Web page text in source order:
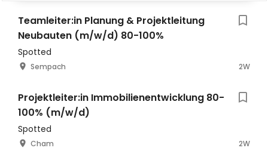
Teamleiter:in Planung & Projektleitung
Neubauten (m/w/d) 80-100%
Spotted
Sempach 2W
Projektleiter:in Immobilienentwicklung 80-
100% (m/w/d)
Spotted
Cham 2W